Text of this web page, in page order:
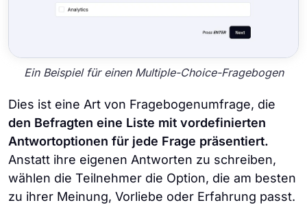
Ein Beispiel für einen Multiple-Choice-Fragebogen
Dies ist eine Art von Fragebogenumfrage, die
den Befragten eine Liste mit vordefinierten
Antwortoptionen für jede Frage präsentiert.
Anstatt ihre eigenen Antworten zu schreiben,
wählen die Teilnehmer die Option, die am besten
zu ihrer Meinung, Vorliebe oder Erfahrung passt.